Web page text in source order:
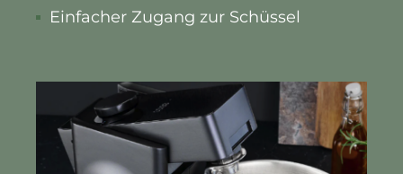
Einfacher Zugang zur Schüssel